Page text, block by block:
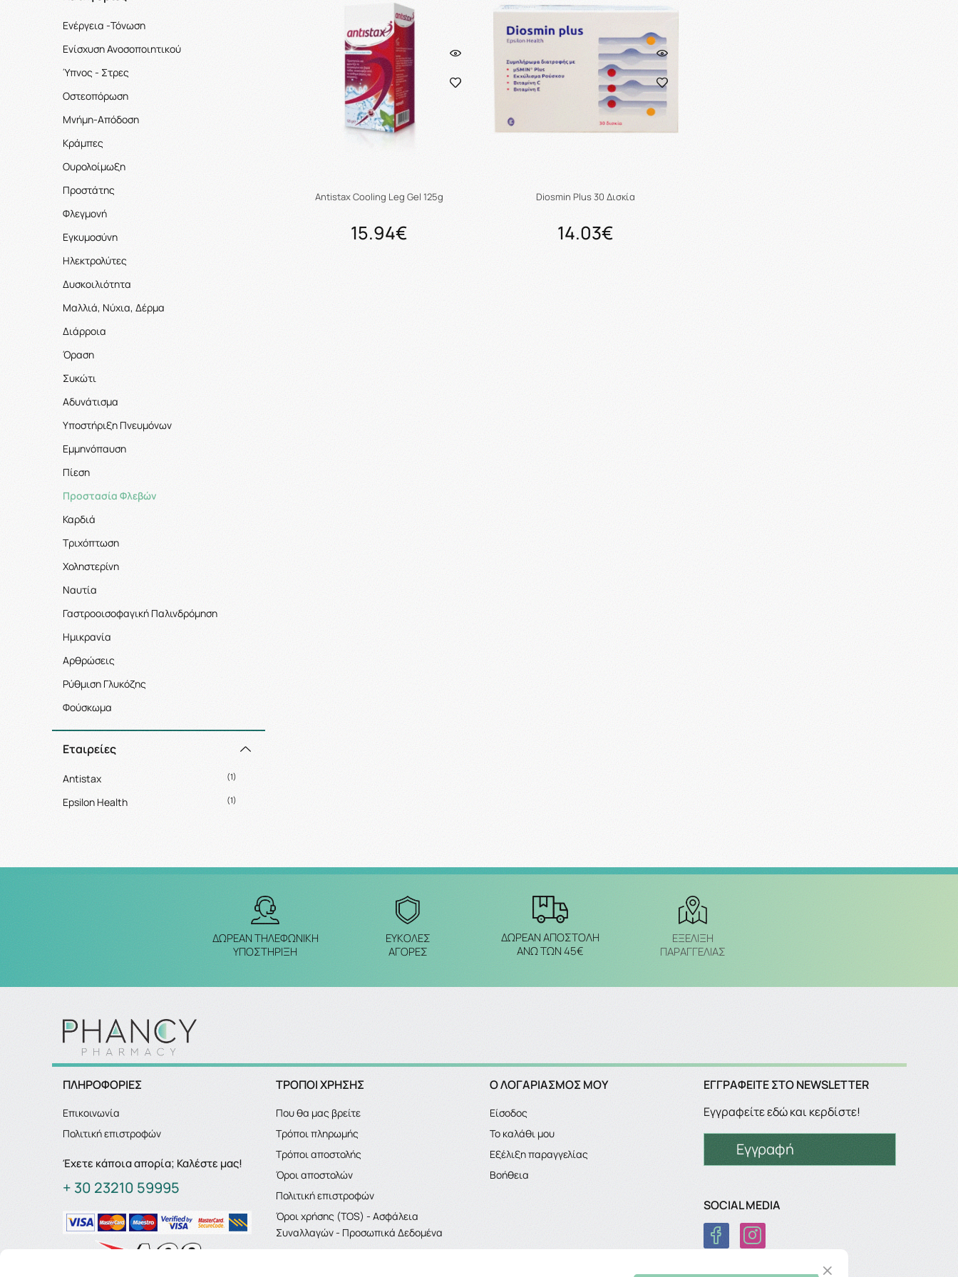
Ενέργεια -Τόνωση
Ενίσχυση Ανοσοποιητικού
Ύπνος - Στρες
Οστεοπόρωση
Μνήμη-Απόδοση
Κράμπες
Ουρολοίμωξη
Προστάτης
Φλεγμονή
Εγκυμοσύνη
Ηλεκτρολύτες
Δυσκοιλιότητα
Μαλλιά, Νύχια, Δέρμα
Διάρροια
Όραση
Συκώτι
Αδυνάτισμα
Υποστήριξη Πνευμόνων
Εμμηνόπαυση
Πίεση
Προστασία Φλεβών
Καρδιά
Τριχόπτωση
Χοληστερίνη
Ναυτία
Γαστροοισοφαγική Παλινδρόμηση
Ημικρανία
Αρθρώσεις
Ρύθμιση Γλυκόζης
Φούσκωμα
Εταιρείες
Antistax (1)
Epsilon Health (1)
Antistax Cooling Leg Gel 125g
15.94€
Diosmin Plus 30 Δισκία
14.03€
ΔΩΡΕΑΝ ΤΗΛΕΦΩΝΙΚΗ
ΥΠΟΣΤΗΡΙΞΗ
ΕΥΚΟΛΕΣ
ΑΓΟΡΕΣ
ΔΩΡΕΑΝ ΑΠΟΣΤΟΛΗ
ΑΝΩ ΤΩΝ 45€
ΕΞΈΛΙΞΗ
ΠΑΡΑΓΓΕΛΙΑΣ
ΠΛΗΡΟΦΟΡΙΕΣ
Επικοινωνία
Πολιτική επιστροφών
Έχετε κάποια απορία; Καλέστε μας!
+ 30 23210 59995
ΤΡΟΠΟΙ ΧΡΗΣΗΣ
Που θα μας βρείτε
Τρόποι πληρωμής
Τρόποι αποστολής
Όροι αποστολών
Πολιτική επιστροφών
Όροι χρήσης (TOS) - Ασφάλεια
Συναλλαγών - Προσωπικά Δεδομένα
Ο ΛΟΓΑΡΙΑΣΜΌΣ ΜΟΥ
Είσοδος
Το καλάθι μου
Εξέλιξη παραγγελίας
Βοήθεια
ΕΓΓΡΑΦΕΊΤΕ ΣΤΟ NEWSLETTER
Εγγραφείτε εδώ και κερδίστε!
Εγγραφή
SOCIAL MEDIA